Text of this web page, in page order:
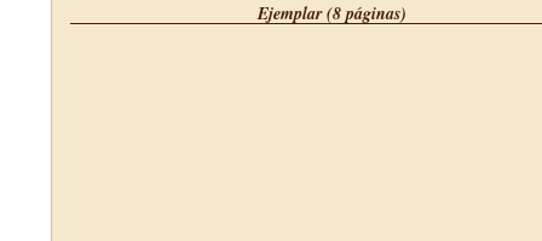
Ejemplar (8 páginas)